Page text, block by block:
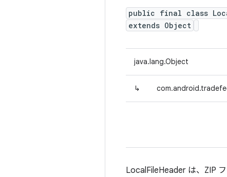
public final class
extends Object
java.lang.Object
↳
LocalFileHeader は、ZIP